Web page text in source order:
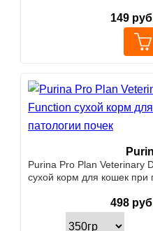
149
Purina Pro Plan Veterinary
сухой корм для кошек при
498